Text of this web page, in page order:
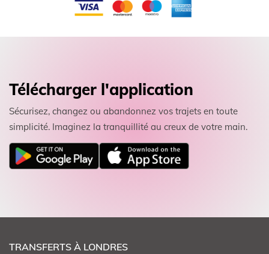
Télécharger l'application
Sécurisez, changez ou abandonnez vos trajets en toute
simplicité. Imaginez la tranquillité au creux de votre main.
TRANSFERTS À LONDRES